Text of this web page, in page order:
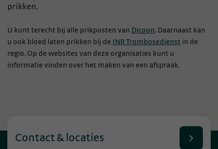
prikken.
U kunt terecht bij alle prikposten van Dicoon. Daarnaast kan
u ook bloed laten prikken bij de INR Trombosedienst in de
regio. Op de websites van deze organisaties kunt u
informatie vinden over het maken van een afspraak.
Contact & locaties